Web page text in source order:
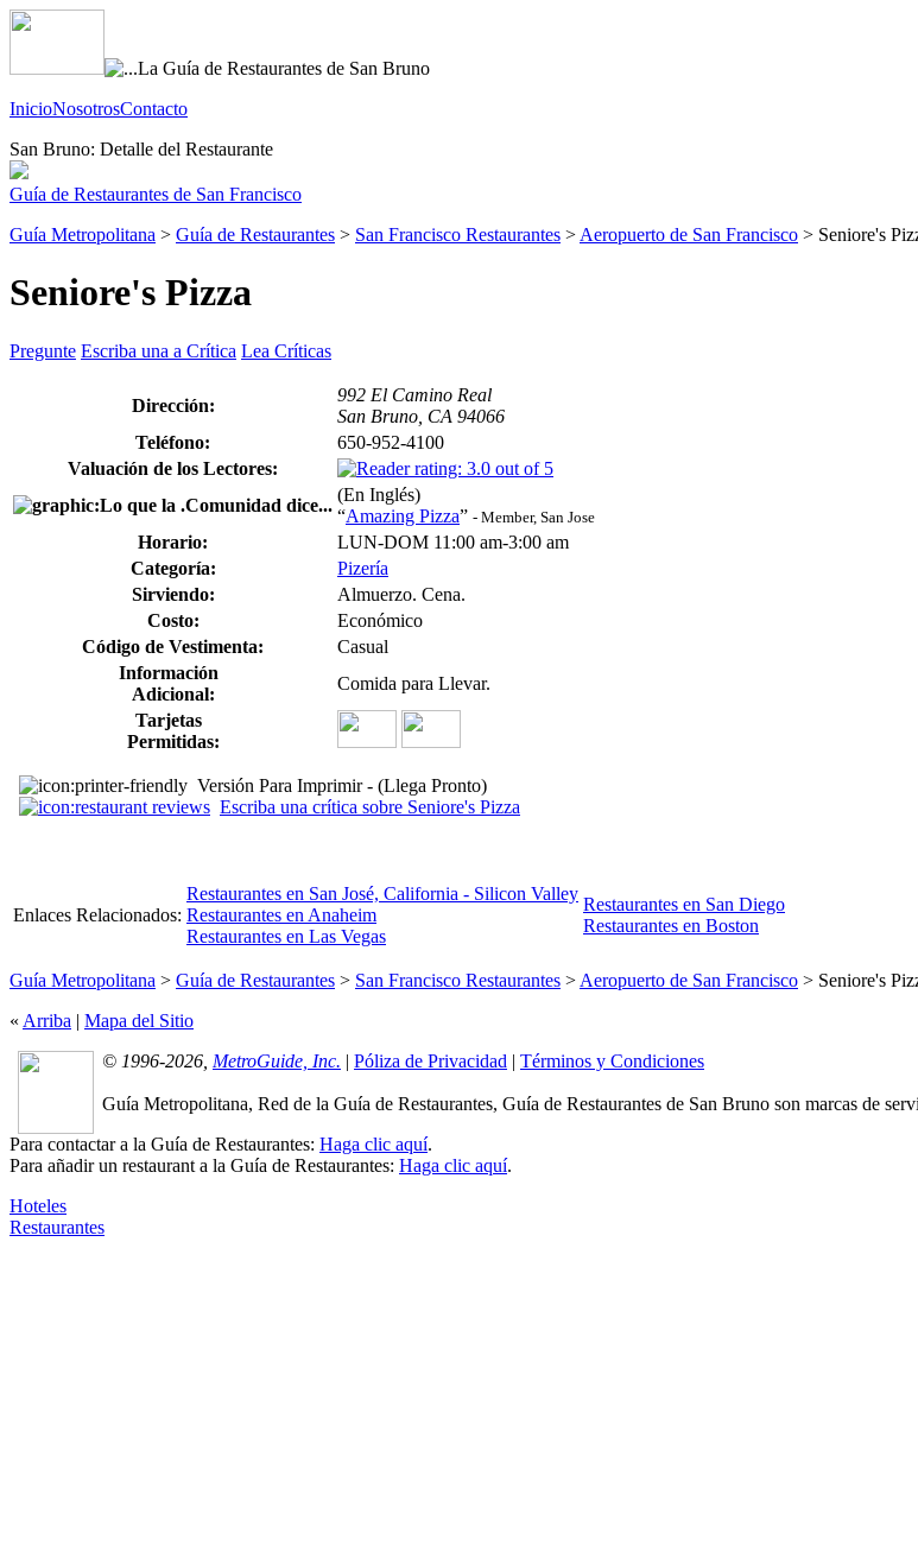
InicioNosotrosContacto
San Bruno: Detalle del Restaurante
Guía de Restaurantes de San Francisco
Guía Metropolitana > Guía de Restaurantes > San Francisco Restaurantes > Aeropuerto de San Francisco > Seniore's
Seniore's Pizza
Pregunte Escriba una a Crítica Lea Críticas
Dirección:
992 El Camino Real
San Bruno, CA 94066
Teléfono:
650-952-4100
Valuación de los Lectores:
(En Inglés)
“Amazing Pizza” - Member, San Jose
Horario:
LUN-DOM 11:00 am-3:00 am
Categoría:
Pizería
Sirviendo:
Almuerzo. Cena.
Costo:
Económico
Código de Vestimenta:
Casual
Información
Adicional:
Comida para Llevar.
Tarjetas
Permitidas:
Versión Para Imprimir - (Llega Pronto)
Escriba una crítica sobre Seniore's Pizza
Enlaces Relacionados:
Restaurantes en San José, California - Silicon Valley
Restaurantes en Anaheim
Restaurantes en Las Vegas
Restaurantes en San Diego
Restaurantes en Boston
Guía Metropolitana > Guía de Restaurantes > San Francisco Restaurantes > Aeropuerto de San Francisco > Seniore's
« Arriba | Mapa del Sitio
© 1996-2026, MetroGuide, Inc. | Póliza de Privacidad | Términos y Condiciones
Guía Metropolitana, Red de la Guía de Restaurantes, Guía de Restaurantes de San Bruno son marcas de
Para contactar a la Guía de Restaurantes: Haga clic aquí.
Para añadir un restaurant a la Guía de Restaurantes: Haga clic aquí.
Hoteles
Restaurantes